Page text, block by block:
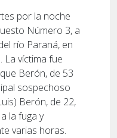
por la noche
Número 3, a
río Paraná, en
La víctima fue
Berón, de 53
sospechoso
Berón, de 22,
la fuga y
varias horas.